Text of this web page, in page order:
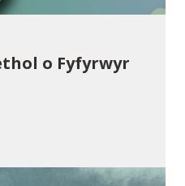
o Fyfyrwyr